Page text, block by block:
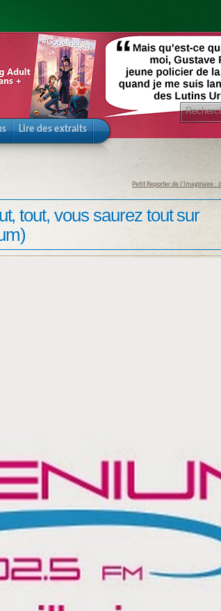
Lire des extraits
Petit Reporter de l’Imaginaire :
tout, vous saurez tout sur